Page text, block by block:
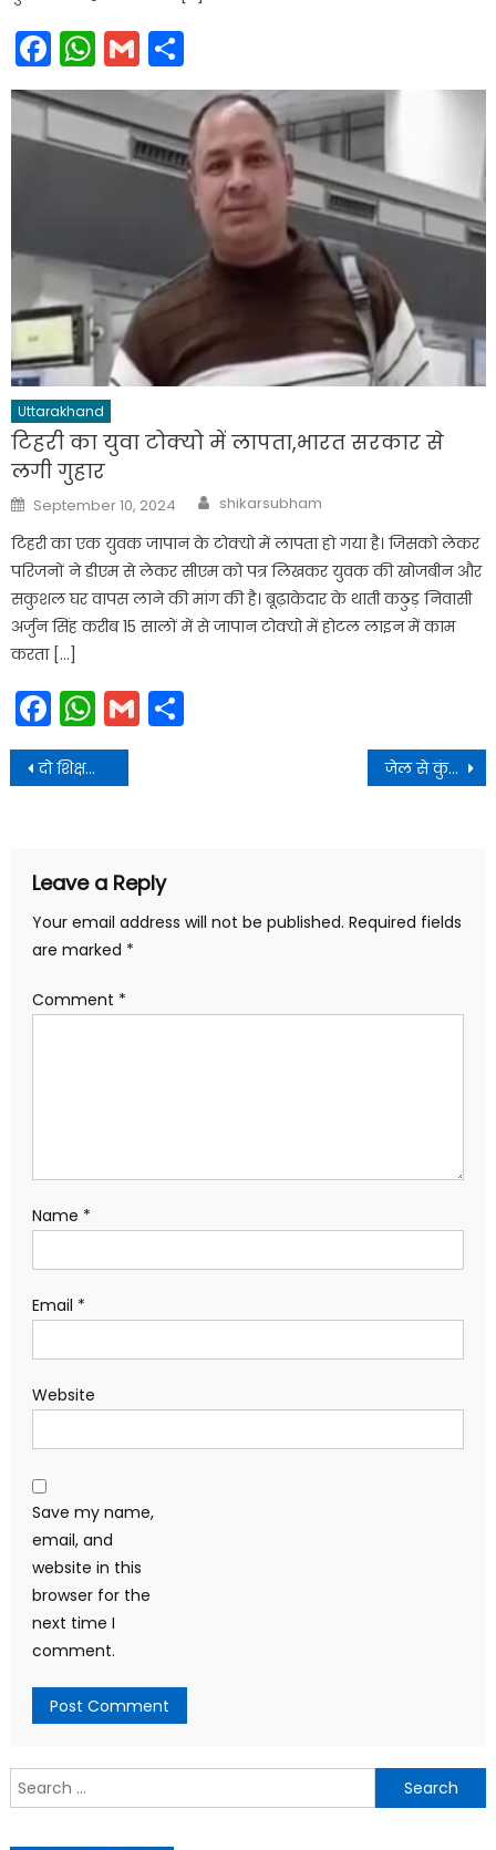
Facebook
WhatsApp
Gmail
Uttarakhand
टिहरी का युवा टोक्यो में लापता,भारत सरकार से
लगी गुहार
Posted
on
September 10, 2024 Author
shikarsubham
टिहरी का एक युवक जापान के टोक्यो में लापता हो गया है। जिसको लेकर
परिजनों ने डीएम से लेकर सीएम को पत्र लिखकर युवक की खोजबीन और
सकुशल घर वापस लाने की मांग की है। बूढ़ाकेदार के थाती कठुड़ निवासी
अर्जुन सिंह करीब 15 सालों में से जापान टोक्यो में होटल लाइन में काम
करता […]
Facebook
WhatsApp
Gmail
Post
navigation
दो शिक्षकों ने की 11वीं की छात्रा के साथ छेड़छाड़, विरोध करने पर दी फेल करवाने की धमकी। जेल से कुंवर प्रणव चैंपियन का पत्र आया, महापंचायत टालने का फरमान सुनाया
Leave a Reply
Your email address will not be published. Required fields
are marked *
Comment *
Name *
Email *
Website
Save my name,
email, and
website in this
browser for the
next time I
comment.
Search
for: